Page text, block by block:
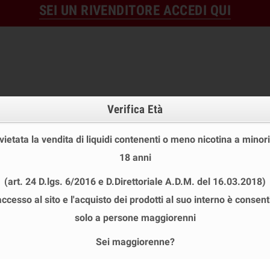
SEI UN RIVENDITORE ACCEDI QUI
USA E GETTA LIQUIDI PRONTI SHOT E
COTONE chevron_right ANGORABBIT COTONE
Verifica Età
la vendita di liquidi contenenti o meno nicotina a
18 anni
(art. 24 D.lgs. 6/2016 e D.Direttoriale A.D.M. del 16.03.2018)
al sito e l'acquisto dei prodotti al suo interno è
solo a persone maggiorenni
Sei maggiorenne?